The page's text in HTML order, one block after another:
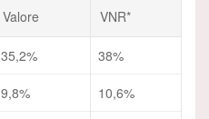
Valore VNR*
35,2% 38%
9,8% 10,6%